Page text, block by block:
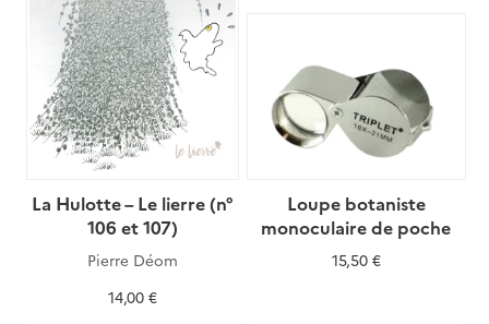
La Hulotte – Le lierre (n°
106 et 107)
Pierre Déom
14,00 €
Loupe botaniste
monoculaire de poche
15,50 €